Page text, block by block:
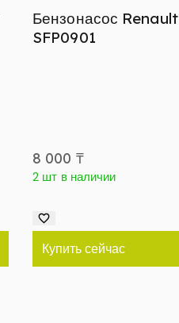
Бензонасос Renault
SFP0901
8 000 ₸
2 шт в наличии
Купить сейчас